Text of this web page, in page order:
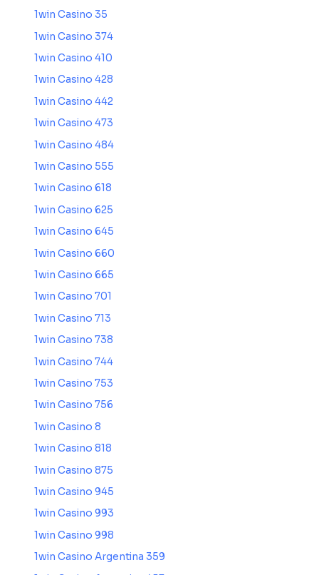
1win Casino 35
1win Casino 374
1win Casino 410
1win Casino 428
1win Casino 442
1win Casino 473
1win Casino 484
1win Casino 555
1win Casino 618
1win Casino 625
1win Casino 645
1win Casino 660
1win Casino 665
1win Casino 701
1win Casino 713
1win Casino 738
1win Casino 744
1win Casino 753
1win Casino 756
1win Casino 8
1win Casino 818
1win Casino 875
1win Casino 945
1win Casino 993
1win Casino 998
1win Casino Argentina 359